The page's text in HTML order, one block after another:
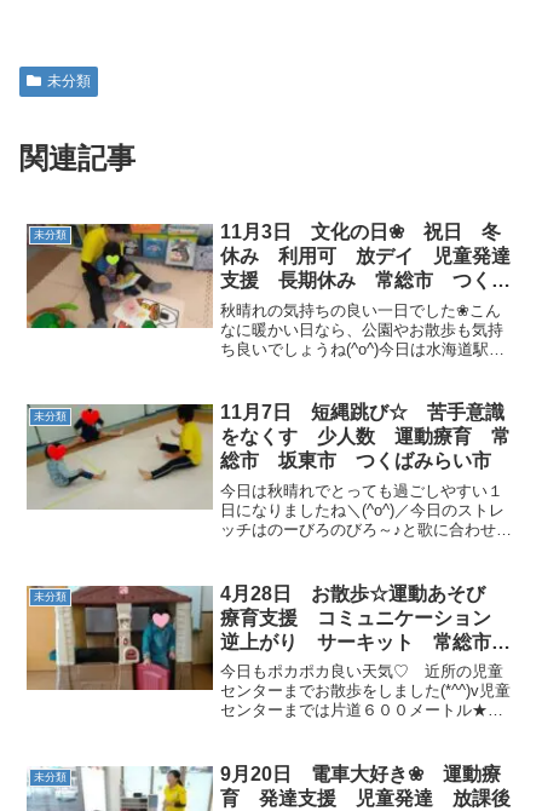
未分類
関連記事
未分類
11月3日 文化の日❀ 祝日 冬
休み 利用可 放デイ 児童発達
支援 長期休み 常総市 つくば
みらい市 下妻市 坂東市
秋晴れの気持ちの良い一日でした❀こん
なに暖かい日なら、公園やお散歩も気持
ち良いでしょうね(^o^)今日は水海道駅か
です❀（残念ながら、水海道教室でのお
出掛けではありま...
未分類
11月7日 短縄跳び☆ 苦手意識
をなくす 少人数 運動療育 常
総市 坂東市 つくばみらい市
今日は秋晴れでとっても過ごしやすい１
日になりましたね＼(^o^)／今日のストレ
ッチはのーびろのびろ～♪と歌に合わせて
に着くほどの柔らかさ＼(◎o◎)／！凄い
ですね～☆☆...
未分類
4月28日 お散歩☆運動あそび
療育支援 コミュニケーション
逆上がり サーキット 常総市
つくばみらい市
今日もポカポカ良い天気♡ 近所の児童
センターまでお散歩をしました(*^^)v児童
センターまでは片道６００メートル★
けました＼(^o^)／児童センターでお友達
と順番を守...
未分類
9月20日 電車大好き❀ 運動療
育 発達支援 児童発達 放課後